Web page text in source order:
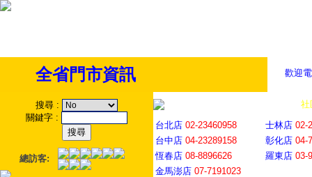
歡迎
全省門市資訊
搜尋 :
關鍵字 :
總訪客:
社
台北店 02-23460958 士林店 02-
台中店 04-23289158 彰化店 04-
恆春店 08-8896626 羅東店 03-
金馬澎店 07-7191023